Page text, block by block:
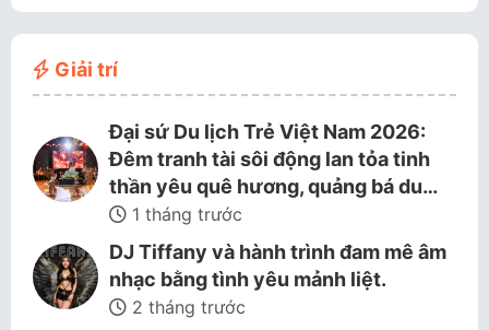
Giải trí
Đại sứ Du lịch Trẻ Việt Nam 2026:
Đêm tranh tài sôi động lan tỏa tinh
thần yêu quê hương, quảng bá du…
1 tháng trước
DJ Tiffany và hành trình đam mê âm
nhạc bằng tình yêu mảnh liệt.
2 tháng trước